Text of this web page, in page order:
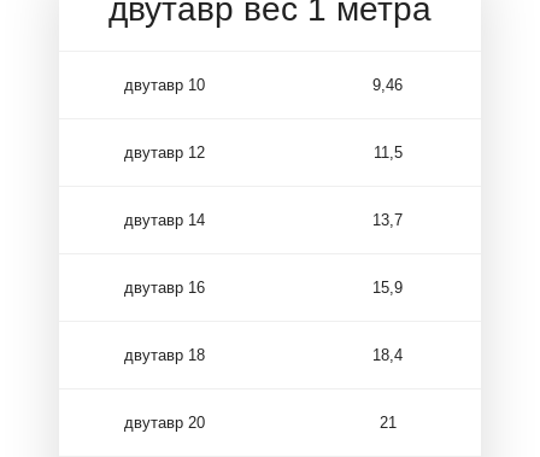
двутавр вес 1 метра
двутавр 10 9,46
двутавр 12 11,5
двутавр 14 13,7
двутавр 16 15,9
двутавр 18 18,4
двутавр 20 21